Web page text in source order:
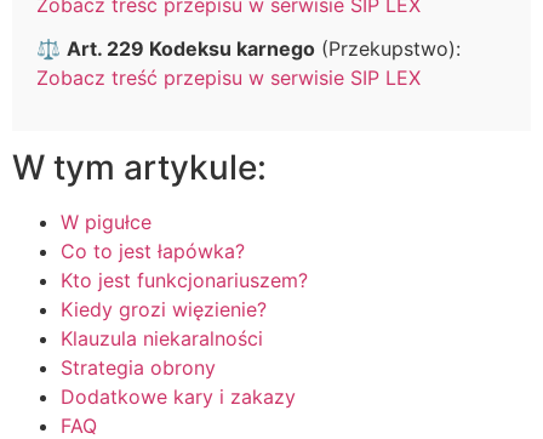
⚖️ Art. 229 Kodeksu karnego (Przekupstwo):
Zobacz treść przepisu w serwisie SIP LEX
W tym artykule:
W pigułce
Co to jest łapówka?
Kto jest funkcjonariuszem?
Kiedy grozi więzienie?
Klauzula niekaralności
Strategia obrony
Dodatkowe kary i zakazy
FAQ